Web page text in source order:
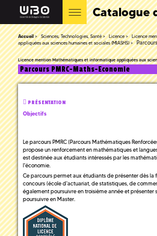
Catalogue
Accueil Sciences, Technologies, Santé Licence
Licence
appliquées aux sciences humaines et sociales (MIASHS)
Licence mention Mathématiques et informatique appliquées aux
Parcours PMRC-Maths-Economie
PRÉSENTATION
Objectifs
Le parcours PMRC (Parcours Mathématiques
propose un renforcement en mathématiques et
est destinée aux étudiants intéressés par les
l'économie.
Ce parcours permet aux étudiants de présenter dès la
concours (école d'actuariat, de statistiques, de
également poursuivre en troisième année et présenter
poursuivre en Master.